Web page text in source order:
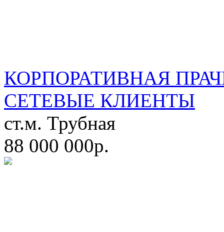
КОРПОРАТИВНАЯ
СЕТЕВЫЕ КЛИЕНТЫ
ст.м. Трубная
88 000 000р.